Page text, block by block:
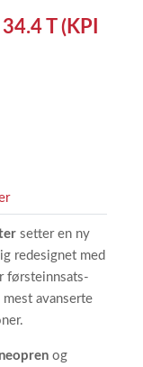
T (KPI
setter en ny
redesignet med
førsteinnsats-
avanserte
og